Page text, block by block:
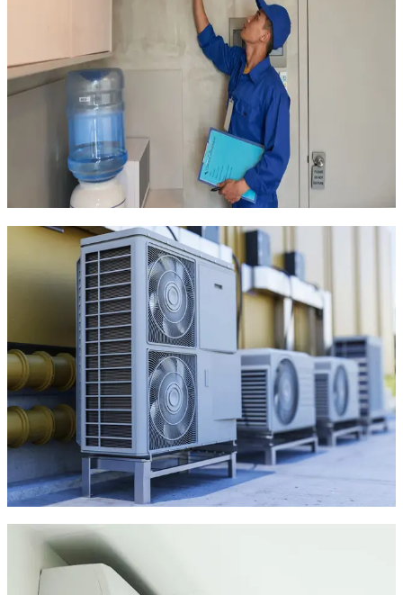
Climatisation réversible chaud/froid pour un usage toute
l'année
Systèmes monosplit ou multisplit selon la surface
Climatisation gainable pour une intégration discrète
Solutions adaptées aux particuliers comme aux
professionnels
Nous étudions vos besoins et vous conseillons la solution la plus
performante, économe et adaptée à votre environnement à
Valergues.
Dépannage rapide et entretien de
climatisation à Valergues
Votre climatisation est en panne ou fonctionne mal à Valergues
Nous intervenons rapidement
pour remettre votre
système en service dans les meilleurs délais.
Recherche de panne, diagnostic précis
Réparation des unités intérieures/extérieures
Remplacement des pièces usées ou défectueuses
Nettoyage et entretien pour prolonger la durée de vie du
système
Nous assurons un service d'urgence 7j/7 à Valergues, avec ou
sans contrat d'entretien. Réactivité, transparence, efficacité.
Maintenance préventive à Valergues :
la clé de la performance